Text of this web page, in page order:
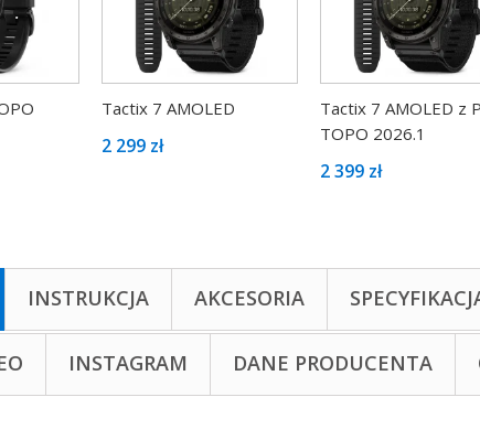
Tactix 7 AMOLED
2 299 zł
Tactix 7 AMOLED z
TOPO 2026.1
2 399 zł
INSTRUKCJA AKCESORIA
INSTAGRAM DANE PRODUCENTA